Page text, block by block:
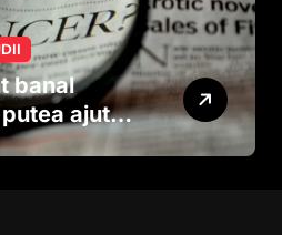
banal
ajuta